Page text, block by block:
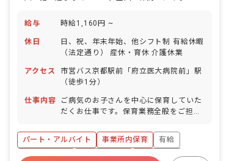
給与 時給1,160円 ~
休日
日、祝、年末年始、他シフト制 有給休暇
（法定通り） 産休・育休 介護休業
アクセス
市営バス京都駅前「府立医大病院前」駅
（徒歩1分）
仕事内容
ご病気のお子さんを中心に保育していた
だくお仕事です。保育業務全般をご担当
絵本を読んだり、お食事のサポートやお
昼寝、お着替えなどをお任せします。ご
病気のお子さん中心なので外遊びなどの
パート・アルバイト 事業所内保育
有給
福利厚生充実
産休育休制度
未経験歓迎